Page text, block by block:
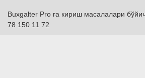
Buxgalter Pro га кириш масалалари
78 150 11 72